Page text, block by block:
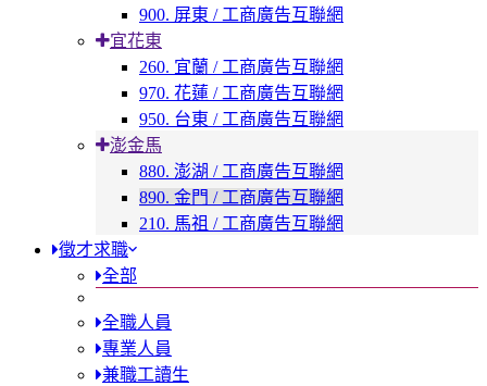
900. 屏東 / 工商廣告互聯網
宜花東
260. 宜蘭 / 工商廣告互聯網
970. 花蓮 / 工商廣告互聯網
950. 台東 / 工商廣告互聯網
澎金馬
880. 澎湖 / 工商廣告互聯網
890. 金門 / 工商廣告互聯網
210. 馬祖 / 工商廣告互聯網
徵才求職
全部
全職人員
專業人員
兼職工讀生